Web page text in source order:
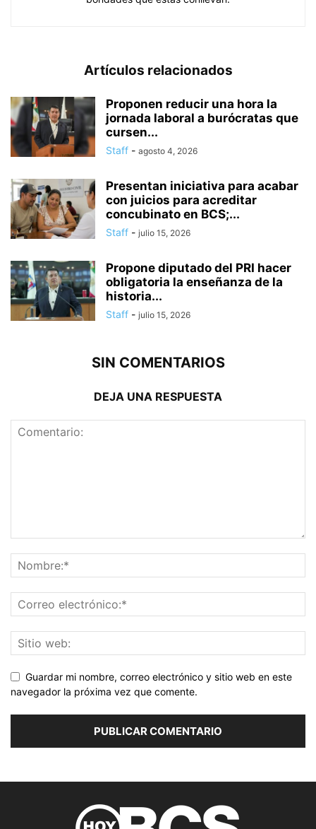
Artículos relacionados
Proponen reducir una hora la
jornada laboral a burócratas que
cursen...
Staff - agosto 4, 2026
Presentan iniciativa para acabar
con juicios para acreditar
concubinato en BCS;...
Staff - julio 15, 2026
Propone diputado del PRI hacer
obligatoria la enseñanza de la
historia...
Staff - julio 15, 2026
SIN COMENTARIOS
DEJA UNA RESPUESTA
Guardar mi nombre, correo electrónico y sitio web en este
navegador la próxima vez que comente.